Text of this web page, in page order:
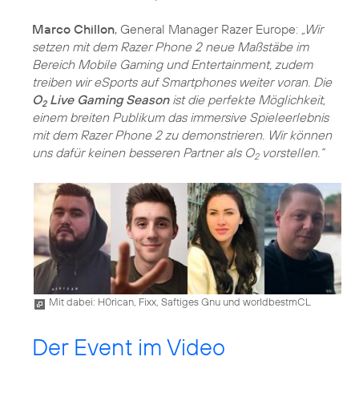
Marco Chillon, General Manager Razer Europe: „Wir
setzen mit dem Razer Phone 2 neue Maßstäbe im
Bereich Mobile Gaming und Entertainment, zudem
treiben wir eSports auf Smartphones weiter voran. Die
O2Live Gaming Seasonist die perfekte Möglichkeit,
einem breiten Publikum das immersive Spieleerlebnis
mit dem Razer Phone 2 zu demonstrieren. Wir können
uns dafür keinen besseren Partner als O2vorstellen.“
Mit dabei: H0rican, Fixx, Saftiges Gnu und worldbestmCL
Der Event im Video